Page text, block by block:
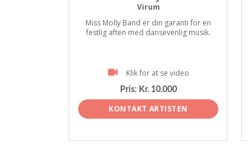
Virum
Miss Molly Band er din garanti for en
festlig aften med dansevenlig musik.
Klik for at se video
Pris: Kr. 10.000
KONTAKT ARTISTEN